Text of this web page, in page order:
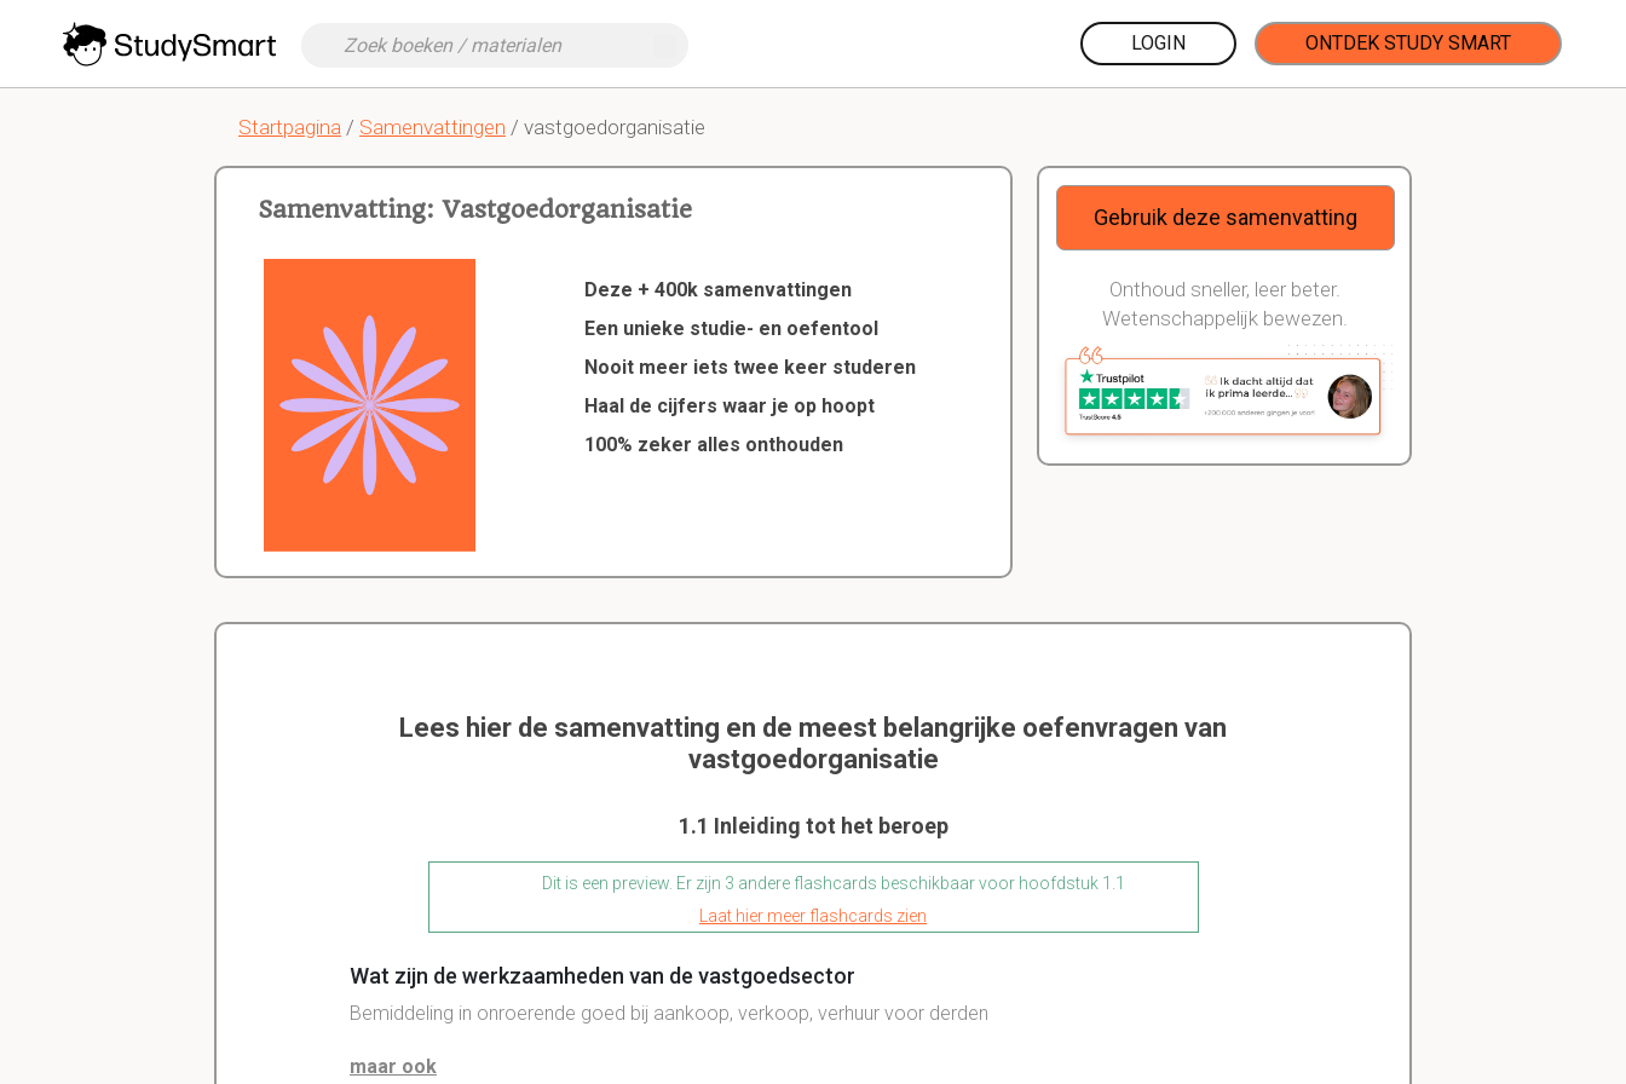
LOGIN ONTDEK STUDY SMART
Startpagina / Samenvattingen / vastgoedorganisatie
Samenvatting: Vastgoedorganisatie
Deze + 400k samenvattingen
Een unieke studie- en oefentool
Nooit meer iets twee keer studeren
Haal de cijfers waar je op hoopt
100% zeker alles onthouden
Gebruik deze samenvatting
Onthoud sneller, leer beter.
Wetenschappelijk bewezen.
Lees hier de samenvatting en de meest belangrijke oefenvragen van
vastgoedorganisatie
1.1 Inleiding tot het beroep
Dit is een preview. Er zijn 3 andere flashcards beschikbaar voor hoofdstuk 1.1
Laat hier meer flashcards zien
Wat zijn de werkzaamheden van de vastgoedsector
Bemiddeling in onroerende goed bij aankoop, verkoop, verhuur voor derden
maar ook